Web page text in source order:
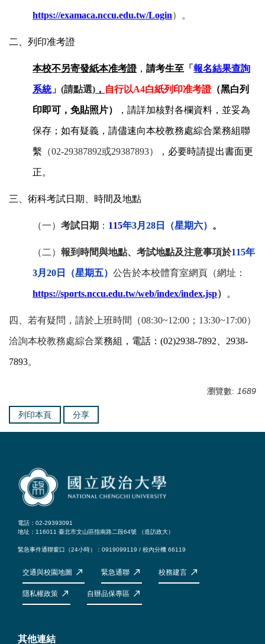
https://examaca.nccu.edu.tw/Login）。
二、列印准考證
本校不另寄發紙本准考證， 請考生至 「 報名結果查詢
系統」(請點選) ， 自行以A4白紙列印准考證（黑白列
印即可，免貼照片） ，請詳加核對各欄資料，並妥為
保存；如有疑義，請儘速向本校教務處綜合業務組聯
繫 （02-29387892或29387893） ，必要時請提出書面更
正。
三、術科考試日期、時間及地點
（一） 考試日期 ： 115年3月28日（星期六） 。
（二） 報到時間與地點、考試地點及注意事項於115年
3月20日（星期五） 公告於本校體育室網頁 （網址：
https://sports.nccu.edu.tw/web/index/index.jsp） 。
四、若有疑問，請於上班時間（08:30~12:00；13:30~17:00）
洽詢本校教務處綜合業務組，電話：(02)2938-7892、2938-
7893。
瀏覽數: 1689
列印本頁 分享
電話：02-29393091
地址：116011 臺北市文山區指南路二段64號 （造訪政大）
緊急事件通聯窗口（24小時）：0919099119 / 校內分機 66119
交通與校園地圖 緊急通聯 校務建言
隱私權政策 自辦品保專區
其他連結